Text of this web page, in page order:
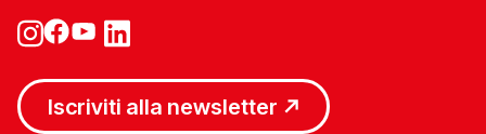
Iscriviti alla newsletter